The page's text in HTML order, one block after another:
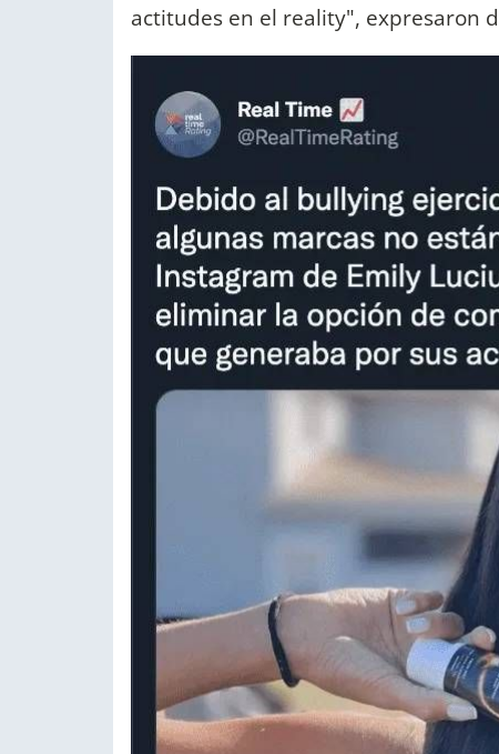
actitudes en el reality", expresaron